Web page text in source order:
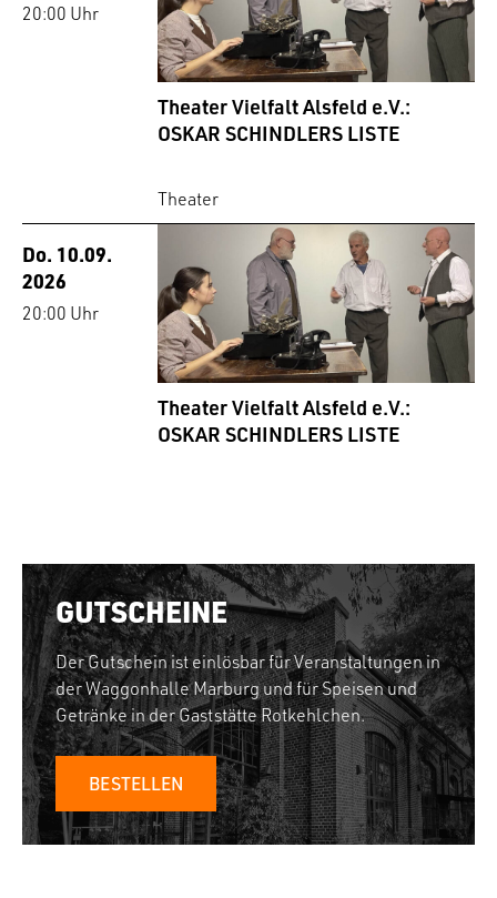
20:00 Uhr
Theater Vielfalt Alsfeld e.V.:
OSKAR SCHINDLERS LISTE
Theater
Do. 10.09.
2026
20:00 Uhr
Theater Vielfalt Alsfeld e.V.:
OSKAR SCHINDLERS LISTE
GUTSCHEINE
Der Gutschein ist einlösbar für Veranstaltungen in
der Waggonhalle Marburg und für Speisen und
Getränke in der Gaststätte Rotkehlchen.
BESTELLEN